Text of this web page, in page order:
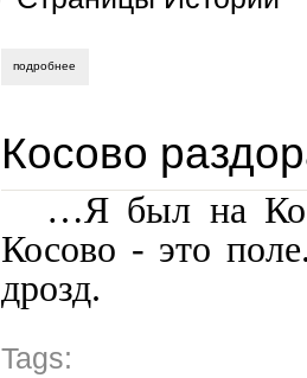
подробнее
Косово
…Я был на
Косово - это
дрозд.
Tags: